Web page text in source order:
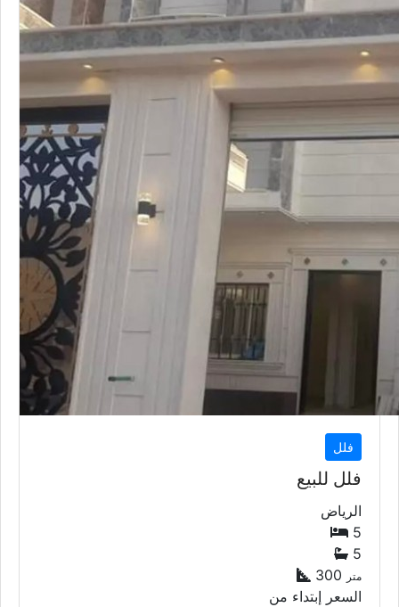
فلل
فلل للبيع
الرياض
5
5
300 متر
السعر إبتداء من